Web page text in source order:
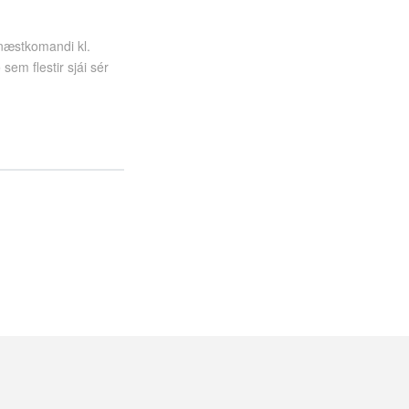
kl.
flestir sjái sér